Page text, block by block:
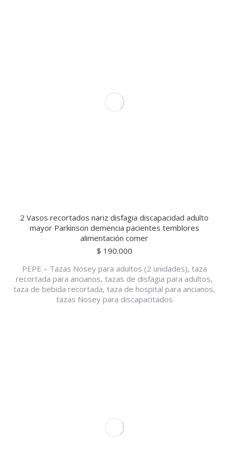
2 Vasos recortados nariz disfagia discapacidad adulto
mayor Parkinson demencia pacientes temblores
alimentación comer
$ 190.000
PEPE – Tazas Nosey para adultos (2 unidades), taza
recortada para ancianos, tazas de disfagia para adultos,
taza de bebida recortada, taza de hospital para ancianos,
tazas Nosey para discapacitados